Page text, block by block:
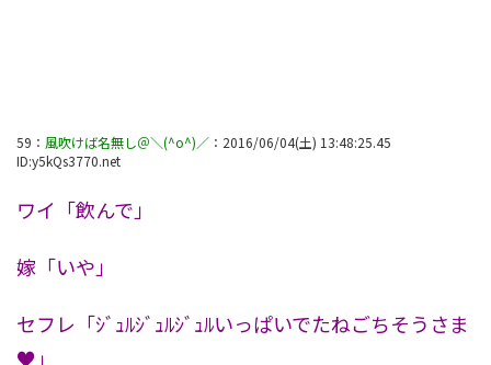
59 ： 風吹けば名無し＠＼(^o^)／ ： 2016/06/04(土) 13:48:25.45
ID:y5kQs3770.net
ワイ「飲んで」
嫁「いや」
セフレ「ｼﾞｭﾙｼﾞｭﾙｼﾞｭﾙいっぱいでたねごちそうさま
♥」